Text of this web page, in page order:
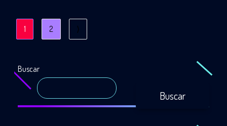
1 2 ⟩
Buscar
Buscar